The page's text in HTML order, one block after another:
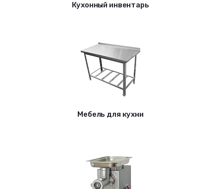
Кухонный инвентарь
Мебель для кухни